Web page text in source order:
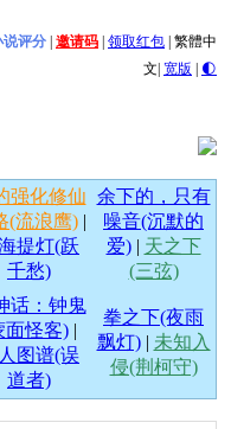
说评分 邀请码 领取红包 繁體中
文| 宽版 | 🌓
强化修仙
(流浪鹰) |
提灯(跃
千愁)
余下的，只有
噪音(沉默的
爱)| 天之下
(三弦)
话：钟鬼
面怪客) |
图谱(误
道者)
拳之下(夜雨
飘灯)| 未知入
侵(荆柯守)